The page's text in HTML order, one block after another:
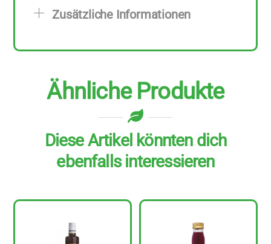
zu
ml
Zusätzliche Informationen
Ähnliche Produkte
Diese Artikel könnten dich
ebenfalls interessieren